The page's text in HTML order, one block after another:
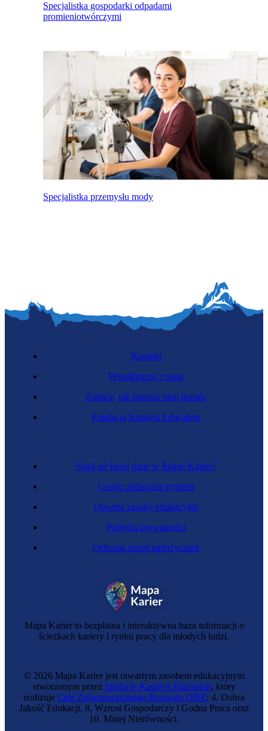
Specjalistka gospodarki odpadami
promieniotwórczymi
Specjalistka przemysłu mody
Mapa Karier to bezpłatna i interaktywna baza informacji o
ścieżkach kariery i rynku pracy dla młodych ludzi.
Skąd się biorą dane w Mapie Karier?
Często zadawane pytania
Otwarte zasoby edukacyjne
Polityka prywatności
Ochrona przed nadużyciami
Kontakt
Współpracuj z nami
Zobacz, jak możesz nam pomóc
Fundacja Katalyst Education
© 2026 Mapa Karier jest otwartym zasobem edukacyjnym
stworzonym przez fundację Katalyst Education, który
realizuje Cele Zrównoważonego Rozwoju ONZ: 4. Dobra
Jakość Edukacji, 8. Wzrost Gospodarczy i Godna Praca oraz
10. Mniej Nierówności.